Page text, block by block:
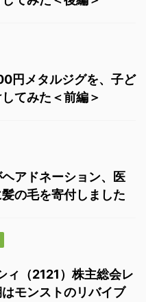
円メタルジグを、子ど
てみた＜前編＞
アドネーション、医
の毛を寄付しました
ィ（2121）株主総会レ
モンストのリバイブ